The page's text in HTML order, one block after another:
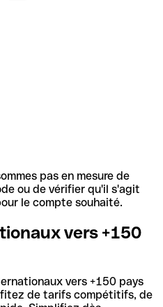
pas en mesure de
ou de vérifier qu'il s'agit
le compte souhaité.
vers +150
vers +150 pays
de tarifs compétitifs, de